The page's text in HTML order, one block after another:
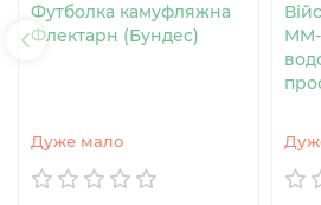
Футболка камуфляжна
Флектарн (Бундес)
Дуже мало